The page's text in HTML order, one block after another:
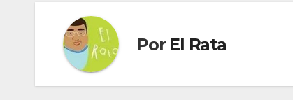
Por El Rata